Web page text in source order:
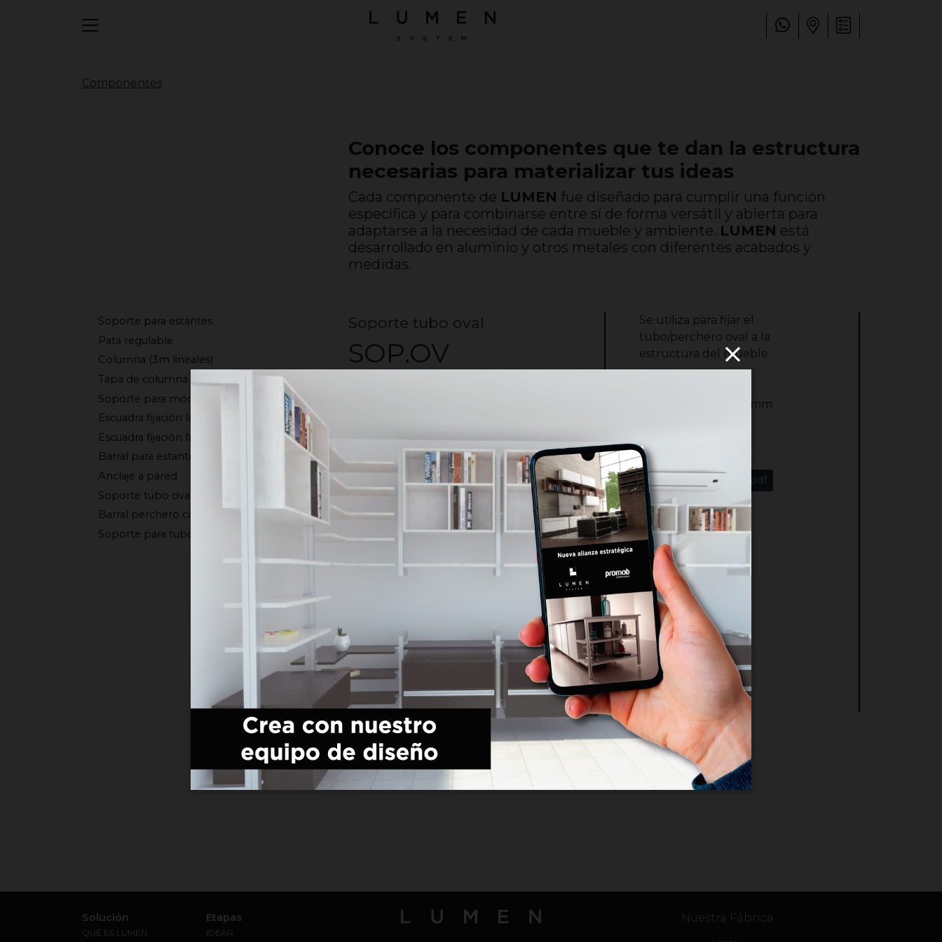
Componentes
Conoce los componentes que te dan la estructura
necesarias para materializar tus ideas
Cada componente de LUMEN fue diseñado para cumplir una función
específica y para combinarse entre sí de forma versátil y abierta para
adaptarse a la necesidad de cada mueble y ambiente. LUMEN está
desarrollado en aluminio y otros metales con diferentes acabados y
medidas.
Soporte para estantes
Pata regulable
Columna (3m lineales)
Tapa de columna
Soporte para módulos
Escuadra fijación lateral
Escuadra fijación frontal
Barral para estante de vidrio (3m lineales)
Anclaje a pared
Soporte tubo oval
Barral perchero con led (3m lineales)
Soporte para tubo redondo
Soporte tubo oval
SOP.OV
Acabados
Se utiliza para fijar el
tubo/perchero oval a la
estructura del mueble.
Medidas: 43mm x 19mm
ficha-sop-ov-6033.pdf
Solución
QUÉ ES LUMEN
Etapas
IDEAR
Nuestra Fábrica